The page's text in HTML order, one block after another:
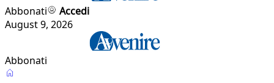
Abbonati
Accedi
August 9, 2026
Abbonati